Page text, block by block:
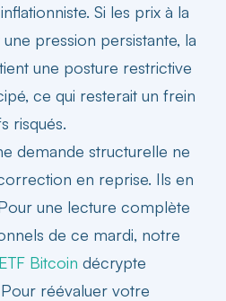
Si les prix à la
pression persistante, la
une posture restrictive
ce qui resterait un frein
risqués.
demande structurelle ne
en reprise. Ils en
une lecture complète
de ce mardi, notre
Bitcoin décrypte
réévaluer votre